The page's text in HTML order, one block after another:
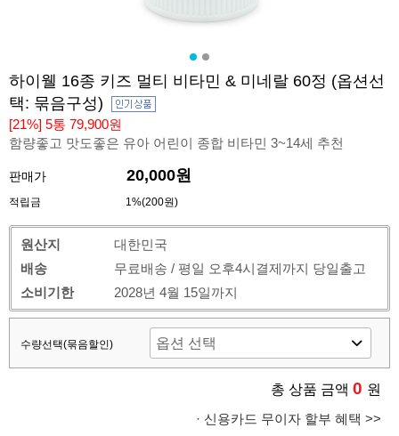
하이웰 16종 키즈 멀티 비타민 & 미네랄 60정 (옵션선
택: 묶음구성)
[21%] 5통 79,900원
함량좋고 맛도좋은 유아 어린이 종합 비타민 3~14세 추천
판매가 20,000원
적립금 1%(200원)
원산지
대한민국
배송
무료배송 / 평일 오후4시결제까지 당일출고
소비기한
2028년 4월 15일까지
수량선택(묶음할인)
총 상품 금액 0 원
· 신용카드 무이자 할부 혜택 >>